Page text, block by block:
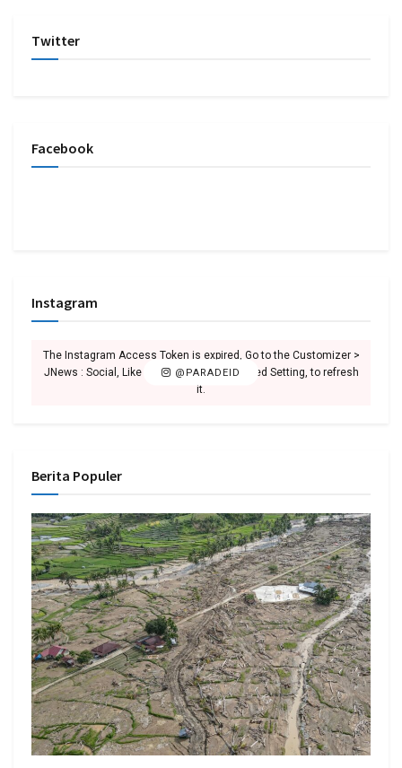
Twitter
Facebook
Instagram
@PARADEID
The Instagram Access Token is expired, Go to the Customizer >
JNews : Social, Like & View > Instagram Feed Setting, to refresh
it.
Berita Populer